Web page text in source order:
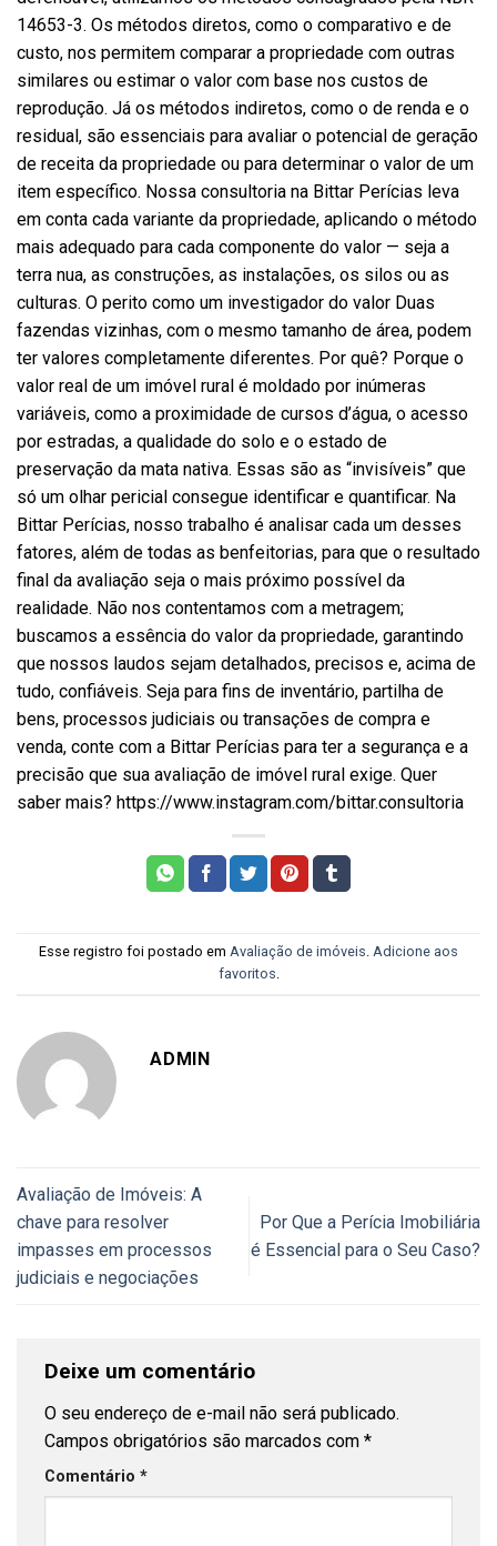
14653-3. Os métodos diretos, como o comparativo e de
custo, nos permitem comparar a propriedade com outras
similares ou estimar o valor com base nos custos de
reprodução. Já os métodos indiretos, como o de renda e o
residual, são essenciais para avaliar o potencial de geração
de receita da propriedade ou para determinar o valor de um
item específico. Nossa consultoria na Bittar Perícias leva
em conta cada variante da propriedade, aplicando o método
mais adequado para cada componente do valor — seja a
terra nua, as construções, as instalações, os silos ou as
culturas. O perito como um investigador do valor Duas
fazendas vizinhas, com o mesmo tamanho de área, podem
ter valores completamente diferentes. Por quê? Porque o
valor real de um imóvel rural é moldado por inúmeras
variáveis, como a proximidade de cursos d’água, o acesso
por estradas, a qualidade do solo e o estado de
preservação da mata nativa. Essas são as “invisíveis” que
só um olhar pericial consegue identificar e quantificar. Na
Bittar Perícias, nosso trabalho é analisar cada um desses
fatores, além de todas as benfeitorias, para que o resultado
final da avaliação seja o mais próximo possível da
realidade. Não nos contentamos com a metragem;
buscamos a essência do valor da propriedade, garantindo
que nossos laudos sejam detalhados, precisos e, acima de
tudo, confiáveis. Seja para fins de inventário, partilha de
bens, processos judiciais ou transações de compra e
venda, conte com a Bittar Perícias para ter a segurança e a
precisão que sua avaliação de imóvel rural exige. Quer
saber mais? https://www.instagram.com/bittar.consultoria
Esse registro foi postado em Avaliação de imóveis. Adicione aos
favoritos.
ADMIN
Avaliação de Imóveis: A
chave para resolver
impasses em processos
judiciais e negociações
Por Que a Perícia Imobiliária
é Essencial para o Seu Caso?
Deixe um comentário
O seu endereço de e-mail não será publicado.
Campos obrigatórios são marcados com *
Comentário *